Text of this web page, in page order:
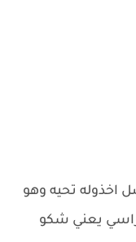
اخذوله تحيه وهو
يعني شكو